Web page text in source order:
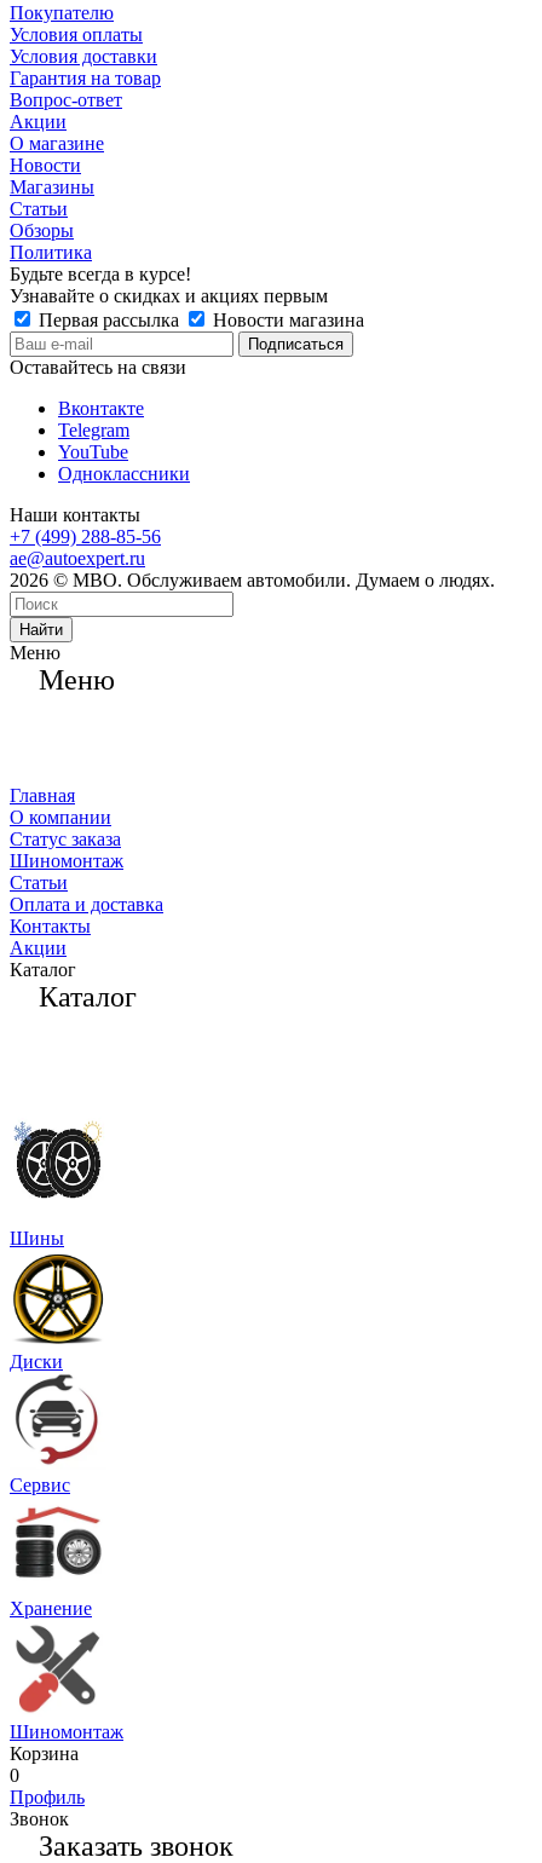
Покупателю
Условия оплаты
Условия доставки
Гарантия на товар
Вопрос-ответ
Акции
О магазине
Новости
Магазины
Статьи
Обзоры
Политика
Будьте всегда в курсе!
Узнавайте о скидках и акциях первым
Первая рассылка
Новости магазина
Оставайтесь на связи
Вконтакте
Telegram
YouTube
Одноклассники
Наши контакты
+7 (499) 288-85-56
ae@autoexpert.ru
2026 © МВО. Обслуживаем автомобили. Думаем о людях.
Найти
Меню
Меню
Главная
О компании
Статус заказа
Шиномонтаж
Статьи
Оплата и доставка
Контакты
Акции
Каталог
Каталог
Шины
Диски
Сервис
Хранение
Шиномонтаж
Корзина
0
Профиль
Звонок
Заказать звонок